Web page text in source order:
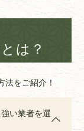
は？
をご紹介！
い業者を選